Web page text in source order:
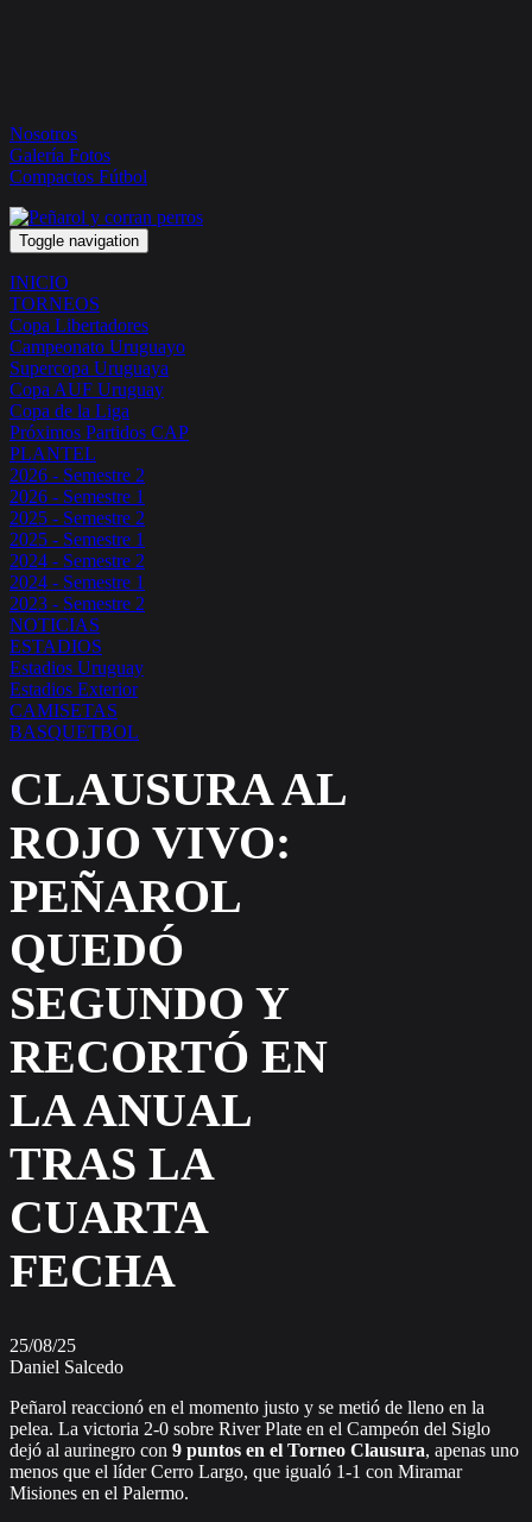
Nosotros
Galería Fotos
Compactos Fútbol
Toggle navigation
INICIO
TORNEOS
Copa Libertadores
Campeonato Uruguayo
Supercopa Uruguaya
Copa AUF Uruguay
Copa de la Liga
Próximos Partidos CAP
PLANTEL
2026 - Semestre 2
2026 - Semestre 1
2025 - Semestre 2
2025 - Semestre 1
2024 - Semestre 2
2024 - Semestre 1
2023 - Semestre 2
NOTICIAS
ESTADIOS
Estadios Uruguay
Estadios Exterior
CAMISETAS
BASQUETBOL
CLAUSURA AL
ROJO VIVO:
PEÑAROL
QUEDÓ
SEGUNDO Y
RECORTÓ EN
LA ANUAL
TRAS LA
CUARTA
FECHA
25/08/25
Daniel Salcedo
Peñarol reaccionó en el momento justo y se metió de lleno en la
pelea. La victoria 2-0 sobre River Plate en el Campeón del Siglo
dejó al aurinegro con 9 puntos en el Torneo Clausura, apenas uno
menos que el líder Cerro Largo, que igualó 1-1 con Miramar
Misiones en el Palermo.